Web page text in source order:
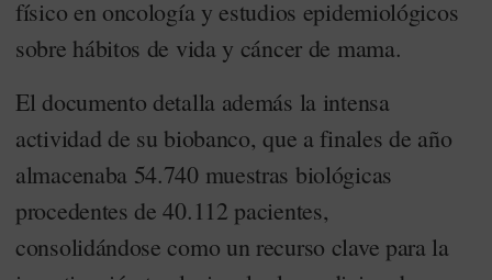
físico en oncología y estudios epidemiológicos
sobre hábitos de vida y cáncer de mama.
El documento detalla además la intensa
actividad de su biobanco, que a finales de año
almacenaba 54.740 muestras biológicas
procedentes de 40.112 pacientes,
consolidándose como un recurso clave para la